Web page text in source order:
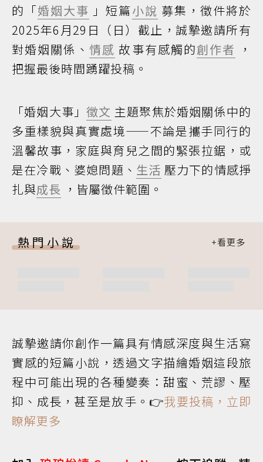
的「婚姻大事 」短篇小說 募集，徵件將於
2025年6月29日（日）截止，誠摯邀請所有
對婚姻關係、情感 故事有感觸的創作者 ，
把握最後時間踴躍投稿。
「婚姻大事」徵文 主題聚焦於婚姻關係中的
多重樣貌與真實處境——不論是攜手同行的
溫馨故事，家庭與育兒之間的緊張拉鋸，或
是在冷戰、婆媳問題、 生活 壓力下的情感掙
扎與成長 ，皆屬徵件範圍。
熱門小說
誠摯邀請你創作一篇具有情感深度與生活寫
實感的短篇小說，透過文字描繪婚姻這段旅
程中可能出現的各種變奏：甜蜜、荒謬、壓
抑、成長，甚至是放手。👉我要投稿，立即
瞭解更多